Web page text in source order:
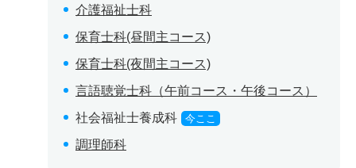
介護福祉士科
保育士科(昼間主コース)
保育士科(夜間主コース)
言語聴覚士科（午前コース・午後コース）
社会福祉士養成科
今ここ
調理師科